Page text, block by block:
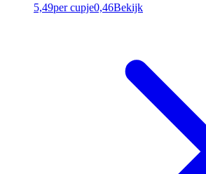
5,49per cupje0,46Bekijk